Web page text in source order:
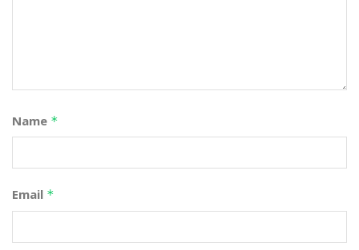
Name *
Email *